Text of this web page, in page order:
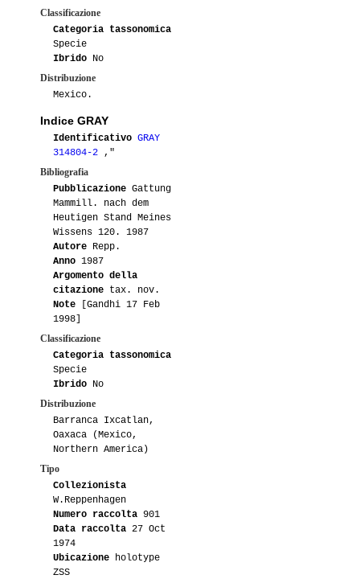
Classificazione
Categoria tassonomica
Specie
Ibrido No
Distribuzione
Mexico.
Indice GRAY
Identificativo GRAY
314804-2 ,"
Bibliografia
Pubblicazione Gattung
Mammill. nach dem
Heutigen Stand Meines
Wissens 120. 1987
Autore Repp.
Anno 1987
Argomento della
citazione tax. nov.
Note [Gandhi 17 Feb
1998]
Classificazione
Categoria tassonomica
Specie
Ibrido No
Distribuzione
Barranca Ixcatlan,
Oaxaca (Mexico,
Northern America)
Tipo
Collezionista
W.Reppenhagen
Numero raccolta 901
Data raccolta 27 Oct
1974
Ubicazione holotype
ZSS